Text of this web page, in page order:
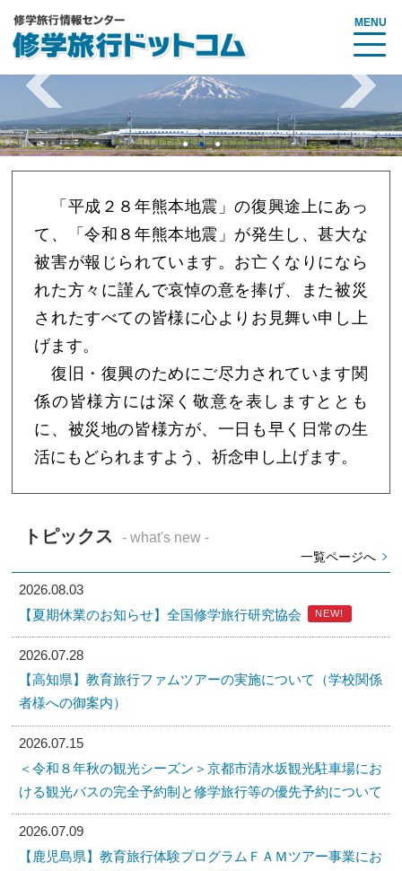
MENU
「平成２８年熊本地震」の復興途上にあっ
て、「令和８年熊本地震」が発生し、甚大な
被害が報じられています。お亡くなりになら
れた方々に謹んで哀悼の意を捧げ、また被災
されたすべての皆様に心よりお見舞い申し上
げます。
復旧・復興のためにご尽力されています関
係の皆様方には深く敬意を表しますととも
に、被災地の皆様方が、一日も早く日常の生
活にもどられますよう、祈念申し上げます。
トピックス - what's new -
一覧ページへ
2026.08.03
【夏期休業のお知らせ】全国修学旅行研究協会
NEW!
2026.07.28
【高知県】教育旅行ファムツアーの実施について（学校関係
者様への御案内）
2026.07.15
＜令和８年秋の観光シーズン＞京都市清水坂観光駐車場にお
ける観光バスの完全予約制と修学旅行等の優先予約について
2026.07.09
【鹿児島県】教育旅行体験プログラムＦＡＭツアー事業にお